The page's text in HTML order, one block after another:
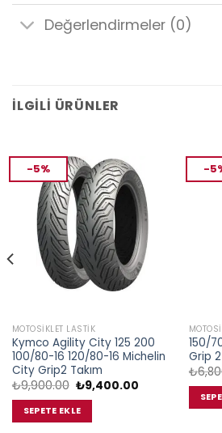
Değerlendirmeler (0)
İLGILI ÜRÜNLER
-5%
MOTOSIKLET LASTIK
Kymco Agility City 125 200
100/80-16 120/80-16 Michelin
City Grip2 Takım
₺9,900.00 Orijinal
fiyat:
₺9,900.00.
₺9,400.00Şu
SEPETE EKLE
-
150/
Grip
₺